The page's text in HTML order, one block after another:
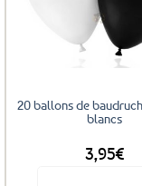
20 ballons de
blancs
3,95€